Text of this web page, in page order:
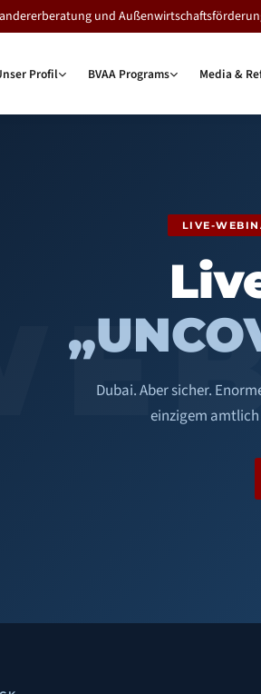
und
Profil BVAA Programs Media &
LIVE-
Dubai. Aber sicher.
einzigem amtlich